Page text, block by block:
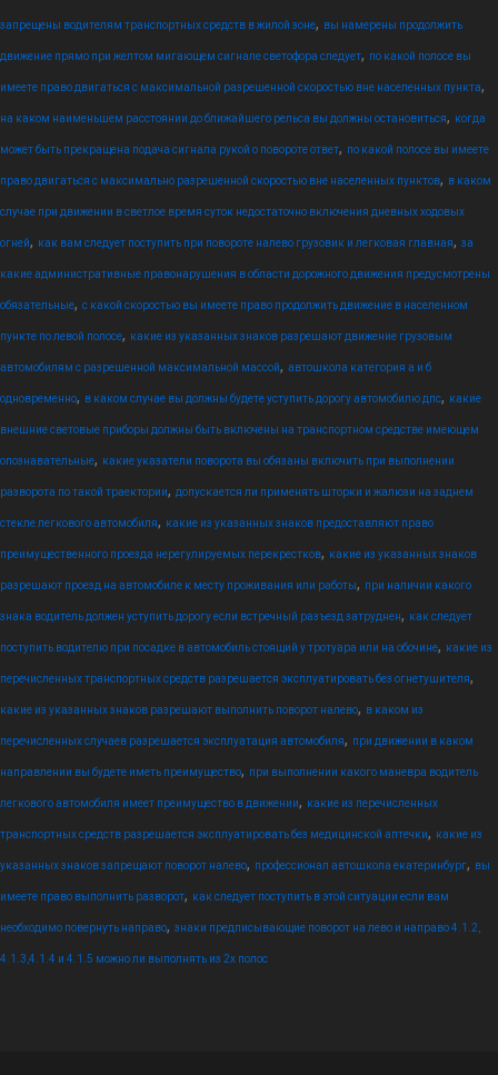
запрещены водителям транспортных средств в жилой зоне, вы намерены продолжить
движение прямо при желтом мигающем сигнале светофора следует, по какой полосе вы
имеете право двигаться с максимальной разрешенной скоростью вне населенных пункта,
на каком наименьшем расстоянии до ближайшего рельса вы должны остановиться, когда
может быть прекращена подача сигнала рукой о повороте ответ, по какой полосе вы имеете
право двигаться с максимально разрешенной скоростью вне населенных пунктов, в каком
случае при движении в светлое время суток недостаточно включения дневных ходовых
огней, как вам следует поступить при повороте налево грузовик и легковая главная, за
какие административные правонарушения в области дорожного движения предусмотрены
обязательные, с какой скоростью вы имеете право продолжить движение в населенном
пункте по левой полосе, какие из указанных знаков разрешают движение грузовым
автомобилям с разрешенной максимальной массой, автошкола категория а и б
одновременно, в каком случае вы должны будете уступить дорогу автомобилю дпс, какие
внешние световые приборы должны быть включены на транспортном средстве имеющем
опознавательные, какие указатели поворота вы обязаны включить при выполнении
разворота по такой траектории, допускается ли применять шторки и жалюзи на заднем
стекле легкового автомобиля, какие из указанных знаков предоставляют право
преимущественного проезда нерегулируемых перекрестков, какие из указанных знаков
разрешают проезд на автомобиле к месту проживания или работы, при наличии какого
знака водитель должен уступить дорогу если встречный разъезд затруднен, как следует
поступить водителю при посадке в автомобиль стоящий у тротуара или на обочине, какие из
перечисленных транспортных средств разрешается эксплуатировать без огнетушителя,
какие из указанных знаков разрешают выполнить поворот налево, в каком из
перечисленных случаев разрешается эксплуатация автомобиля, при движении в каком
направлении вы будете иметь преимущество, при выполнении какого маневра водитель
легкового автомобиля имеет преимущество в движении, какие из перечисленных
транспортных средств разрешается эксплуатировать без медицинской аптечки, какие из
указанных знаков запрещают поворот налево, профессионал автошкола екатеринбург, вы
имеете право выполнить разворот, как следует поступить в этой ситуации если вам
необходимо повернуть направо, знаки предписывающие поворот на лево и направо 4.1.2,
4.1.3,4.1.4 и 4.1.5 можно ли выполнять из 2х полос